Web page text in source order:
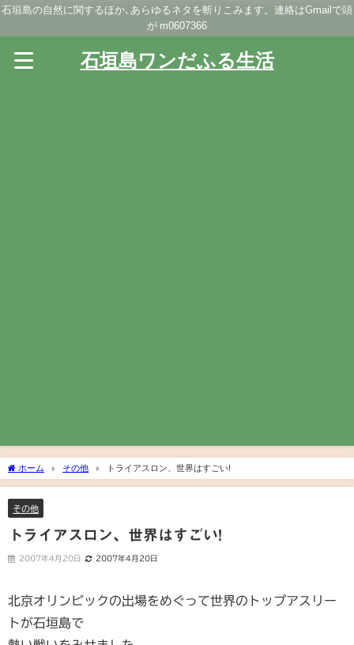
石垣島の自然に関するほか､あらゆるネタを斬りこみます。連絡はGmailで頭
が m0607366
石垣島ワンだふる生活
ホーム その他 トライアスロン、世界はすごい!
その他
トライアスロン、世界はすごい!
2007年4月20日 2007年4月20日
北京オリンピックの出場をめぐって世界のトップアスリー
トが石垣島で